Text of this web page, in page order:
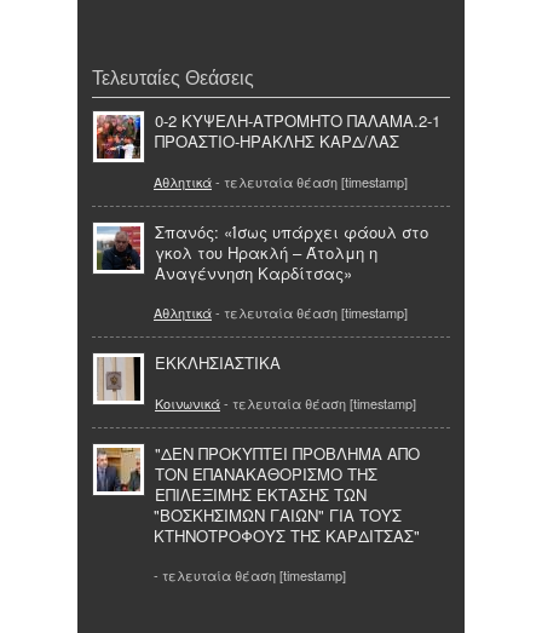
Τελευταίες Θεάσεις
0-2 ΚΥΨΕΛΗ-ΑΤΡΟΜΗΤΟ ΠΑΛΑΜΑ.2-1
ΠΡΟΑΣΤΙΟ-ΗΡΑΚΛΗΣ ΚΑΡΔ/ΛΑΣ
Αθλητικά- τελευταία θέαση [timestamp]
Σπανός: «Ίσως υπάρχει φάουλ στο
γκολ του Ηρακλή – Άτολμη η
Αναγέννηση Καρδίτσας»
Αθλητικά- τελευταία θέαση [timestamp]
ΕΚΚΛΗΣΙΑΣΤΙΚΑ
Κοινωνικά- τελευταία θέαση [timestamp]
"ΔΕΝ ΠΡΟΚΥΠΤΕΙ ΠΡΟΒΛΗΜΑ ΑΠΟ
ΤΟΝ ΕΠΑΝΑΚΑΘΟΡΙΣΜΟ ΤΗΣ
ΕΠΙΛΕΞΙΜΗΣ ΕΚΤΑΣΗΣ ΤΩΝ
"ΒΟΣΚΗΣΙΜΩΝ ΓΑΙΩΝ" ΓΙΑ ΤΟΥΣ
ΚΤΗΝΟΤΡΟΦΟΥΣ ΤΗΣ ΚΑΡΔΙΤΣΑΣ"
- τελευταία θέαση [timestamp]